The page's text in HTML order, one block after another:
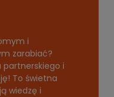
i
zarabiać?
partnerskiego i
To świetna
wiedzę i